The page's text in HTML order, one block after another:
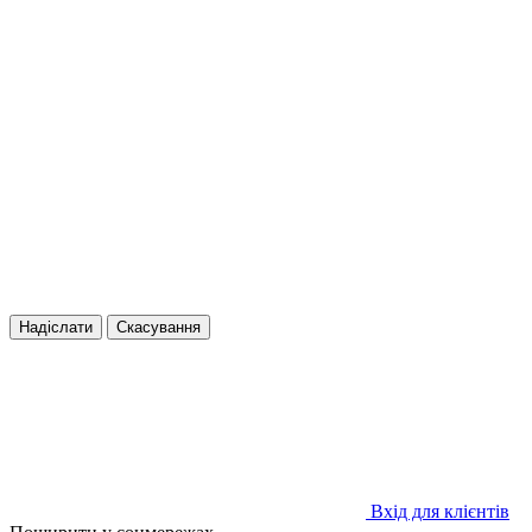
Надіслати Скасування
Вхід для клієнтів